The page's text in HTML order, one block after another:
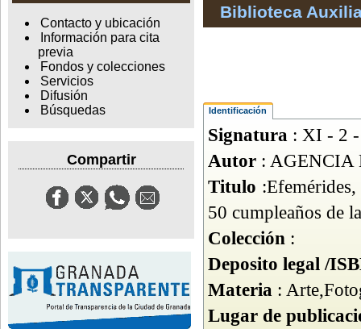
Contacto y ubicación
Información para cita
previa
Fondos y colecciones
Servicios
Difusión
Búsquedas
Compartir
Biblioteca
Identificación
Signatura : XI - 2
Autor : AGENCIA
Titulo
50 cumpleaños de
Colección :
Deposito legal /
Materia :
Lugar de